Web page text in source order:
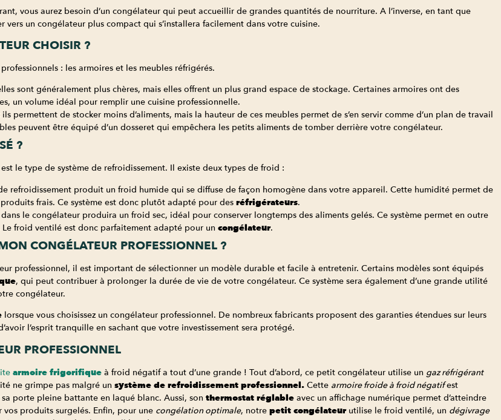
vous aurez besoin d’un congélateur qui peut accueillir de grandes quantités de nourriture. A l’inverse, en tant que
vers un congélateur plus compact qui s’installera facilement dans votre cuisine.
CHOISIR ?
: les armoires et les meubles réfrigérés.
sont généralement plus chères, mais elles offrent un plus grand espace de stockage. Certaines armoires ont des
un volume idéal pour remplir une cuisine professionnelle.
permettent de stocker moins d’aliments, mais la hauteur de ces meubles permet de s’en servir comme d’un plan de travail
peuvent être équipé d’un dosseret qui empêchera les petits aliments de tomber derrière votre congélateur.
?
le type de système de refroidissement. Il existe deux types de froid :
refroidissement produit un froid humide qui se diffuse de façon homogène dans votre appareil. Cette humidité permet de
frais. Ce système est donc plutôt adapté pour des réfrigérateurs.
dans le congélateur produira un froid sec, idéal pour conserver longtemps des aliments gelés. Ce système permet en outre
froid ventilé est donc parfaitement adapté pour un congélateur.
CONGÉLATEUR PROFESSIONNEL ?
professionnel, il est important de sélectionner un modèle durable et facile à entretenir. Certains modèles sont équipés
, qui peut contribuer à prolonger la durée de vie de votre congélateur. Ce système sera également d’une grande utilité
congélateur.
lorsque vous choisissez un congélateur professionnel. De nombreux fabricants proposent des garanties étendues sur leurs
l’esprit tranquille en sachant que votre investissement sera protégé.
PROFESSIONNEL
armoire frigorifiqueà froid négatif a tout d’une grande ! Tout d’abord, ce petit congélateur utilise un gaz réfrigérant
ne grimpe pas malgré un système de refroidissement professionnel.Cette armoire froide à froid négatifest
porte pleine battante en laqué blanc. Aussi, son thermostat réglableavec un affichage numérique permet d’atteindre
produits surgelés. Enfin, pour une congélation optimale, notre petit congélateurutilise le froid ventilé, un dégivrage